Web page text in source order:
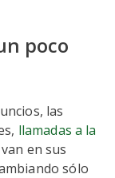
poco
las
llamadas a la
en sus
sólo